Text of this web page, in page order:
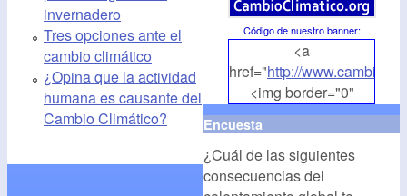
invernadero
Tres opciones ante el
cambio climático
¿Opina que la actividad
humana es causante del
Cambio Climático?
Código de nuestro banner:
<a
href="http://
<img border="0"
align="middle"
src="http://
alt="CambioClimatico.org"
/></a>
Encuesta
¿Cuál de las siguientes
consecuencias del